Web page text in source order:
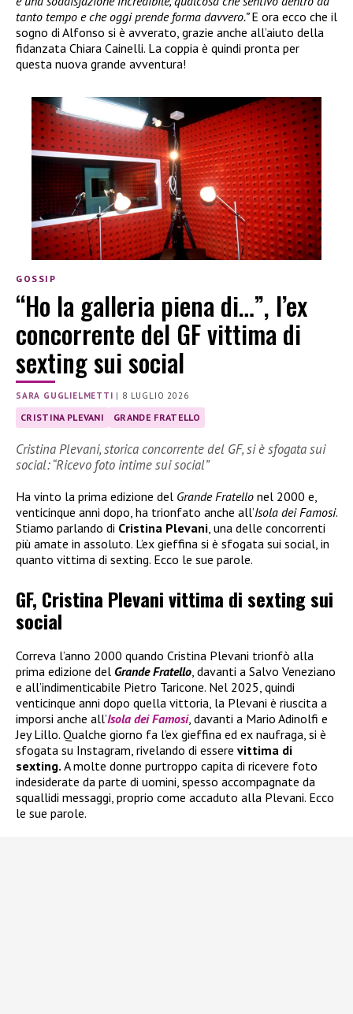
tanto tempo e che oggi prende forma davvero.”E ora ecco che il
sogno di Alfonso si è avverato, grazie anche all’aiuto della
fidanzata Chiara Cainelli. La coppia è quindi pronta per
questa nuova grande avventura!
GOSSIP
“Ho la galleria piena di…”, l’ex
concorrente del GF vittima di
sexting sui social
SARA GUGLIELMETTI | 8 LUGLIO 2026
CRISTINA PLEVANI GRANDE FRATELLO
Cristina Plevani, storica concorrente del GF, si è sfogata sui
social: “Ricevo foto intime sui social”
Ha vinto la prima edizione del Grande Fratello nel 2000 e,
venticinque anni dopo, ha trionfato anche all’Isola dei Famosi.
Stiamo parlando di Cristina Plevani , una delle concorrenti
più amate in assoluto. L’ex gieffina si è sfogata sui social, in
quanto vittima di sexting. Ecco le sue parole.
GF, Cristina Plevani vittima di sexting sui
social
Correva l’anno 2000 quando Cristina Plevani trionfò alla
prima edizione del Grande Fratello, davanti a Salvo Veneziano
e all’indimenticabile Pietro Taricone. Nel 2025, quindi
venticinque anni dopo quella vittoria, la Plevani è riuscita a
imporsi anche all’Isola dei Famosi, davanti a Mario Adinolfi e
Jey Lillo. Qualche giorno fa l’ex gieffina ed ex naufraga, si è
sfogata su Instagram, rivelando di essere vittima di
sexting. A molte donne purtroppo capita di ricevere foto
indesiderate da parte di uomini, spesso accompagnate da
squallidi messaggi, proprio come accaduto alla Plevani. Ecco
le sue parole.